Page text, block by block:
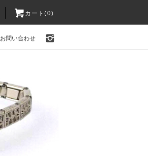
カート(0)
お問い合わせ